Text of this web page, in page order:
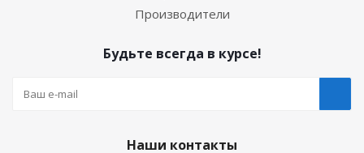
Производители
Будьте всегда в курсе!
Наши контакты